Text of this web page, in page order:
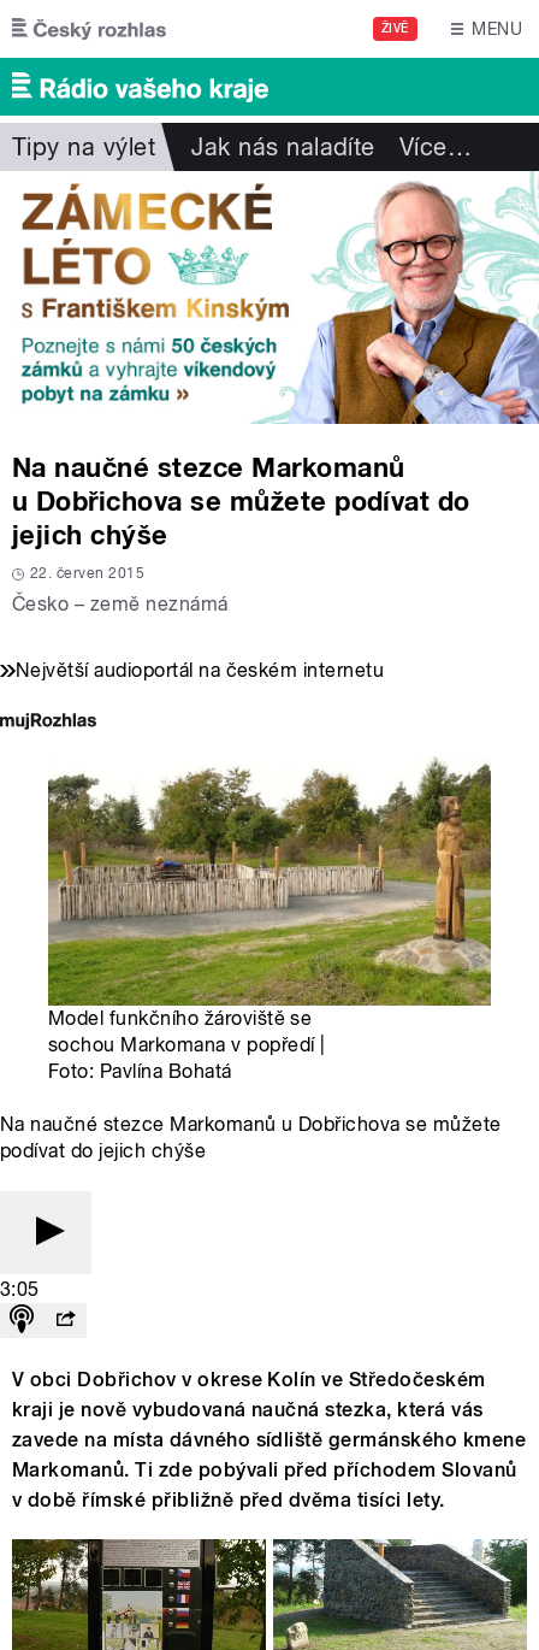
Přejít k hlavnímu obsahu
ŽIVĚ MENU
Tipy na výlet Jak nás naladíte Více…
Na naučné stezce Markomanů
u Dobřichova se můžete podívat do
jejich chýše
22. červen 2015
Česko – země neznámá
Největší audioportál na českém internetu
Model funkčního žároviště se
sochou Markomana v popředí |
Foto: Pavlína Bohatá
Na naučné stezce Markomanů u Dobřichova se můžete
podívat do jejich chýše
3:05
V obci Dobřichov v okrese Kolín ve Středočeském
kraji je nově vybudovaná naučná stezka, která vás
zavede na místa dávného sídliště germánského kmene
Markomanů. Ti zde pobývali před příchodem Slovanů
v době římské přibližně před dvěma tisíci lety.